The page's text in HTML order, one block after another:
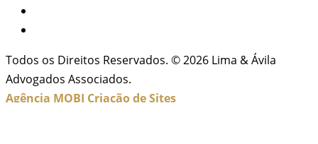
Todos os Direitos Reservados. © 2026 Lima & Ávila
Advogados Associados.
Agência MOBI Criação de Sites